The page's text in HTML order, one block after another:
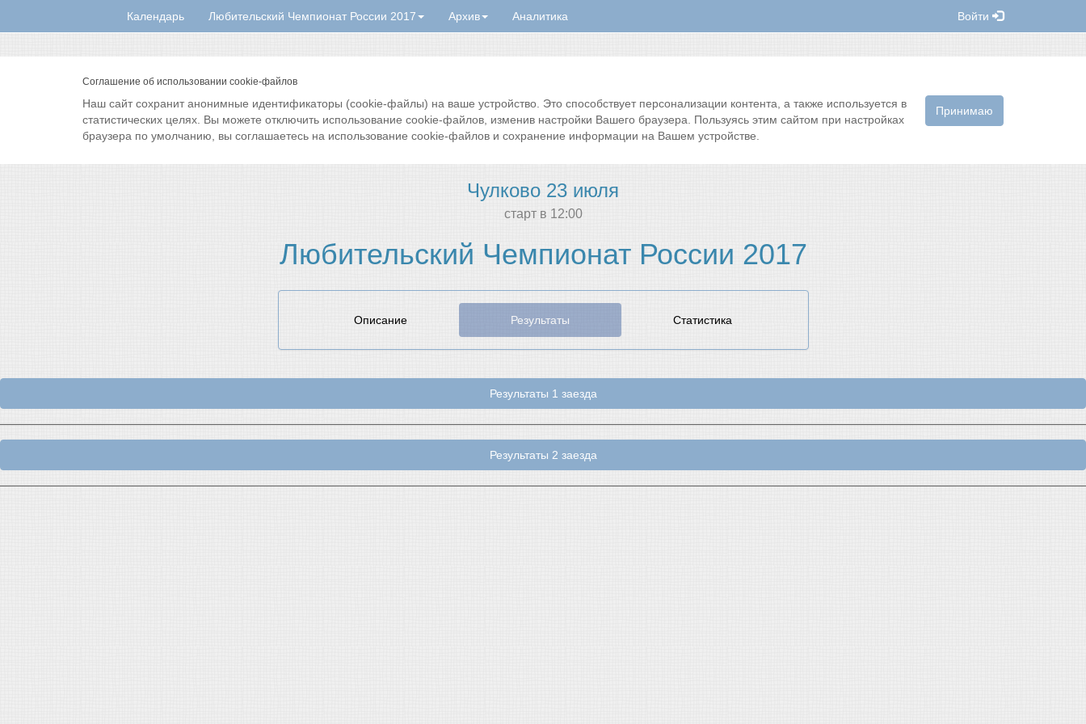
Календарь Любительский Чемпионат России 2017 Архив Аналитика Войти
Соглашение об использовании cookie-файлов
Принимаю
Наш сайт сохранит анонимные идентификаторы (cookie-файлы) на ваше устройство. Это способствует персонализации контента, а также используется в
статистических целях. Вы можете отключить использование cookie-файлов, изменив настройки Вашего браузера. Пользуясь этим сайтом при настройках
браузера по умолчанию, вы соглашаетесь на использование cookie-файлов и сохранение информации на Вашем устройстве.
Чулково 23 июля
cтарт в 12:00
Любительский Чемпионат России 2017
Описание Результаты Статистика
Результаты 1 заезда
Результаты 2 заезда